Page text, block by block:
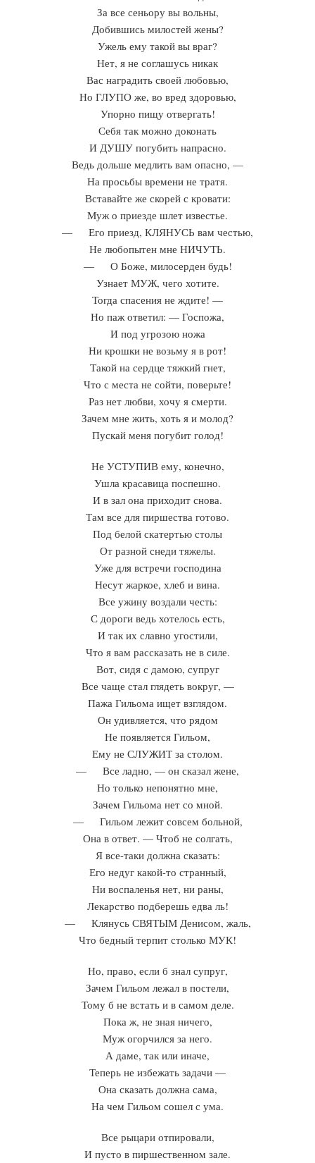
За все сеньору вы вольны,
Добившись милостей жены?
Ужель ему такой вы враг?
Нет, я не соглашусь никак
Вас наградить своей любовью,
Но ГЛУПО же, во вред здоровью,
Упорно пищу отвергать!
Себя так можно доконать
И ДУШУ погубить напрасно.
Ведь дольше медлить вам опасно, —
На просьбы времени не тратя.
Вставайте же скорей с кровати:
Муж о приезде шлет известье.
— Его приезд, КЛЯНУСЬ вам честью,
Не любопытен мне НИЧУТЬ.
— О Боже, милосерден будь!
Узнает МУЖ, чего хотите.
Тогда спасения не ждите! —
Но паж ответил: — Госпожа,
И под угрозою ножа
Ни крошки не возьму я в рот!
Такой на сердце тяжкий гнет,
Что с места не сойти, поверьте!
Раз нет любви, хочу я смерти.
Зачем мне жить, хоть я и молод?
Пускай меня погубит голод!
Не УСТУПИВ ему, конечно,
Ушла красавица поспешно.
И в зал она приходит снова.
Там все для пиршества готово.
Под белой скатертью столы
От разной снеди тяжелы.
Уже для встречи господина
Несут жаркое, хлеб и вина.
Все ужину воздали честь:
С дороги ведь хотелось есть,
И так их славно угостили,
Что я вам рассказать не в силе.
Вот, сидя с дамою, супруг
Все чаще стал глядеть вокруг, —
Пажа Гильома ищет взглядом.
Он удивляется, что рядом
Не появляется Гильом,
Ему не СЛУЖИТ за столом.
— Все ладно, — он сказал жене,
Но только непонятно мне,
Зачем Гильома нет со мной.
— Гильом лежит совсем больной,
Она в ответ. — Чтоб не солгать,
Я все-таки должна сказать:
Его недуг какой-то странный,
Ни воспаленья нет, ни раны,
Лекарство подберешь едва ль!
— Клянусь СВЯТЫМ Денисом, жаль,
Что бедный терпит столько МУК!
Но, право, если б знал супруг,
Зачем Гильом лежал в постели,
Тому б не встать и в самом деле.
Пока ж, не зная ничего,
Муж огорчился за него.
А даме, так или иначе,
Теперь не избежать задачи —
Она сказать должна сама,
На чем Гильом сошел с ума.
Все рыцари отпировали,
И пусто в пиршественном зале.